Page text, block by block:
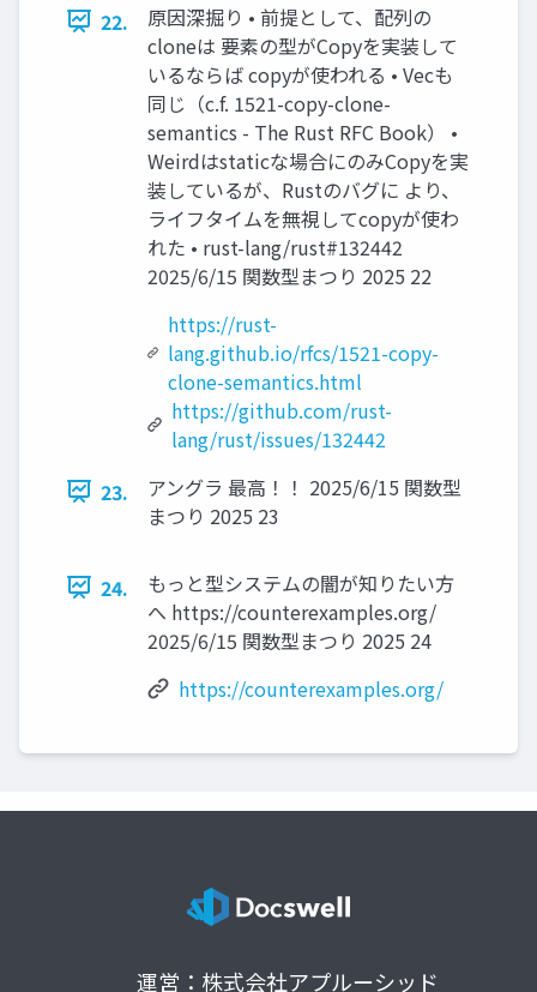
22.
原因深掘り • 前提として、配列の
cloneは 要素の型がCopyを実装して
いるならば copyが使われる • Vecも
同じ（c.f. 1521-copy-clone-
semantics - The Rust RFC Book） •
Weirdはstaticな場合にのみCopyを実
装しているが、Rustのバグに より、
ライフタイムを無視してcopyが使わ
れた • rust-lang/rust#132442
2025/6/15 関数型まつり 2025 22
https://rust-
lang.github.io/rfcs/1521-copy-
clone-semantics.html
https://github.com/rust-
lang/rust/issues/132442
23.
アングラ 最高！！ 2025/6/15 関数型
まつり 2025 23
24.
もっと型システムの闇が知りたい方
へ https://counterexamples.org/
2025/6/15 関数型まつり 2025 24
https://counterexamples.org/
運営：株式会社アプルーシッド